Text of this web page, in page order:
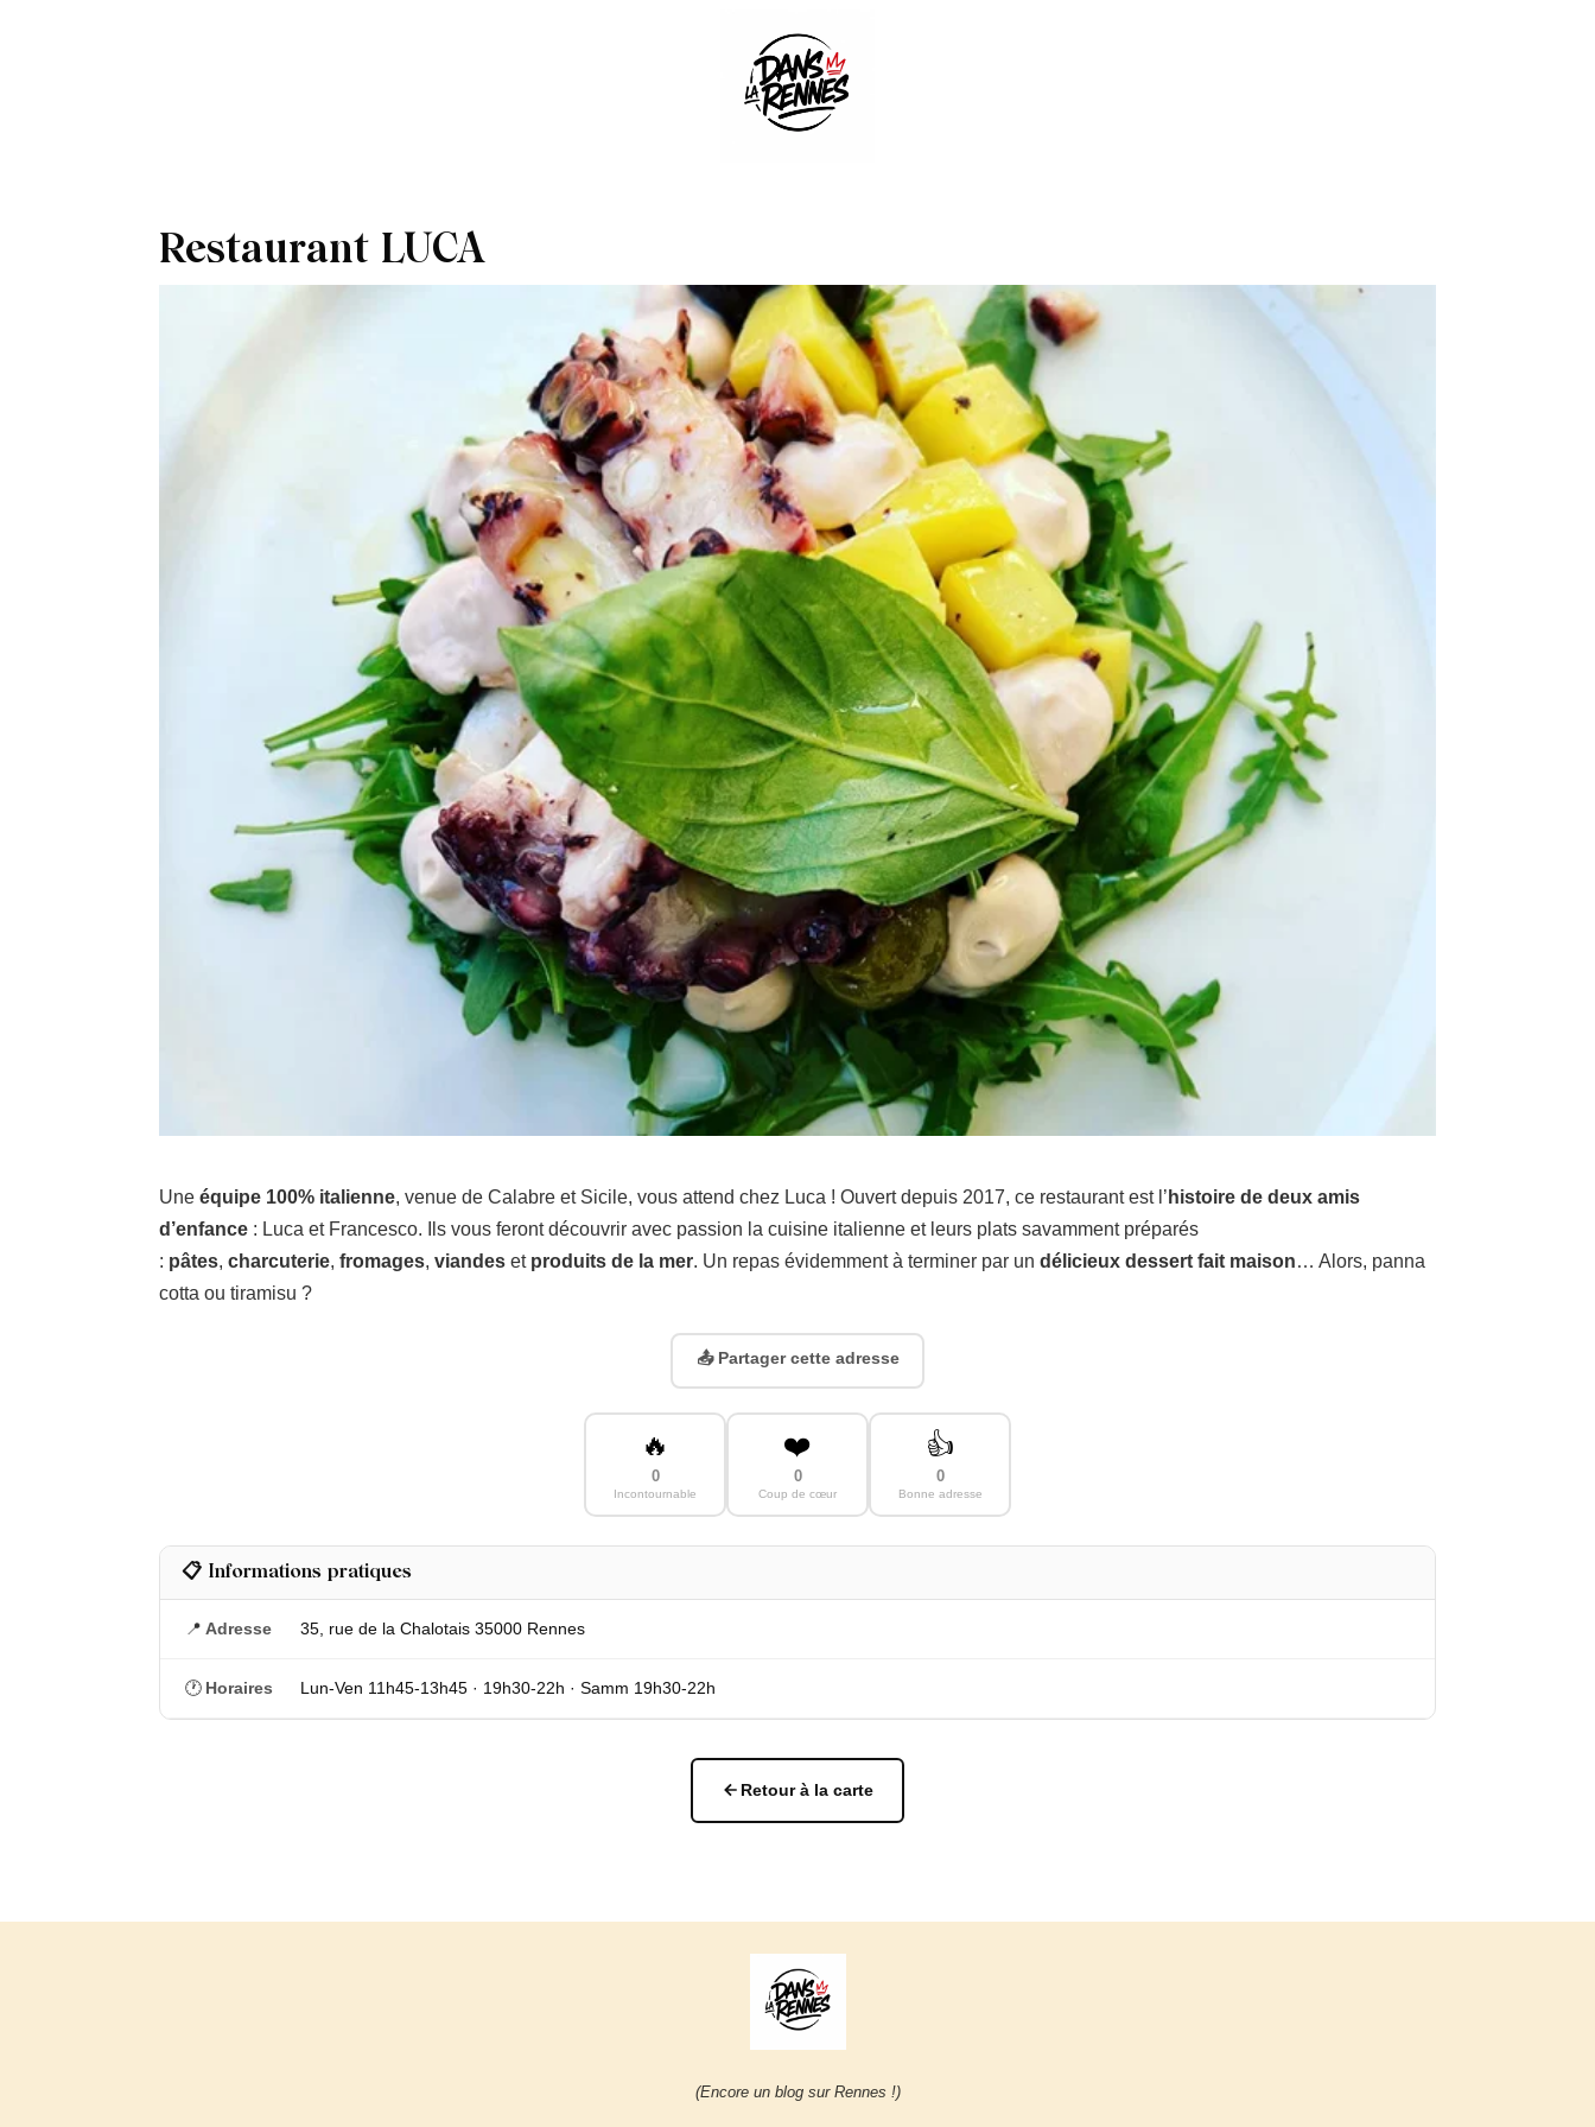
Restaurant LUCA
Uneéquipe 100% italienne, venue de Calabre et Sicile, vous attend chez Luca ! Ouvert depuis 2017, ce restaurant est l’ histoire de deux amis
d’enfance : Luca et Francesco. Ils vous feront découvrir avec passion la cuisine italienne et leurs plats savamment préparés
: pâtes,charcuterie,fromages,viandes et produits de la mer. Un repas évidemment à terminer par undélicieux dessert fait maison… Alors, panna
cotta ou tiramisu ?
📤 Partager cette adresse
🔥
0
Incontournable
❤️
0
Coup de cœur
👍
0
Bonne adresse
📋 Informations pratiques
📍 Adresse 35, rue de la Chalotais 35000 Rennes
🕐 Horaires Lun-Ven 11h45-13h45 · 19h30-22h · Samm 19h30-22h
Retour à la carte
(Encore un blog sur Rennes !)